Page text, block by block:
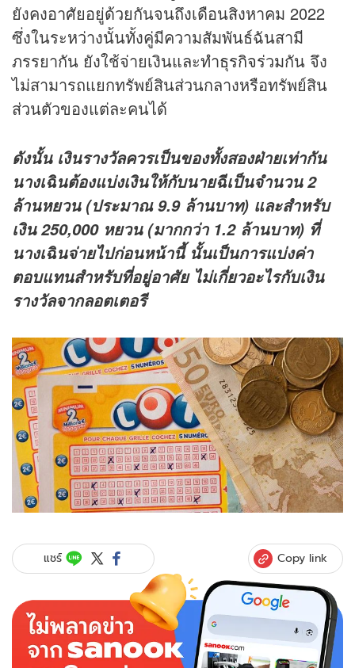
ยังคงอาศัยอยู่ด้วยกันจนถึงเดือนสิงหาคม 2022
ซึ่งในระหว่างนั้นทั้งคู่มีความสัมพันธ์ฉันสามี
ภรรยากัน ยังใช้จ่ายเงินและทำธุรกิจร่วมกัน จึง
ไม่สามารถแยกทรัพย์สินส่วนกลางหรือทรัพย์สิน
ส่วนตัวของแต่ละคนได้
ดังนั้น เงินรางวัลควรเป็นของทั้งสองฝ่ายเท่ากัน
นางเฉินต้องแบ่งเงินให้กับนายฉีเป็นจำนวน 2
ล้านหยวน (ประมาณ 9.9 ล้านบาท) และสำหรับ
เงิน 250,000 หยวน (มากกว่า 1.2 ล้านบาท) ที่
นางเฉินจ่ายไปก่อนหน้านี้ นั้นเป็นการแบ่งค่า
ตอบแทนสำหรับที่อยู่อาศัย ไม่เกี่ยวอะไรกับเงิน
รางวัลจากลอตเตอรี
แชร์ Copy link